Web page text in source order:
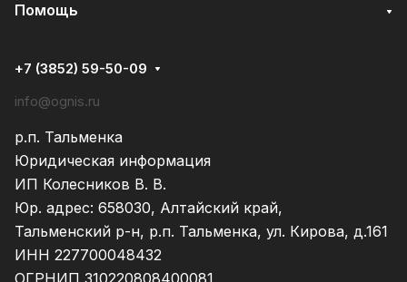
Помощь
+7 (3852) 59-50-09
info@ognis.ru
р.п. Тальменка
Юридическая информация
ИП Колесников В. В.
Юр. адрес: 658030, Алтайский край,
Тальменский р-н, р.п. Тальменка, ул. Кирова, д.161
ИНН 227700048432